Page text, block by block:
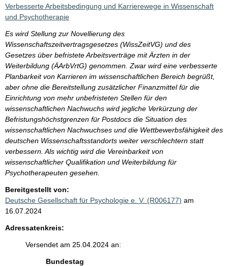
Verbesserte Arbeitsbedingung und Karrierewege in Wissenschaft
und Psychotherapie
Es wird Stellung zur Novellierung des
Wissenschaftszeitvertragsgesetzes (WissZeitVG) und des
Gesetzes über befristete Arbeitsverträge mit Ärzten in der
Weiterbildung (ÄArbVrtG) genommen. Zwar wird eine verbesserte
Planbarkeit von Karrieren im wissenschaftlichen Bereich begrüßt,
aber ohne die Bereitstellung zusätzlicher Finanzmittel für die
Einrichtung von mehr unbefristeten Stellen für den
wissenschaftlichen Nachwuchs wird jegliche Verkürzung der
Befristungshöchstgrenzen für Postdocs die Situation des
wissenschaftlichen Nachwuchses und die Wettbewerbsfähigkeit des
deutschen Wissenschaftsstandorts weiter verschlechtern statt
verbessern. Als wichtig wird die Vereinbarkeit von
wissenschaftlicher Qualifikation und Weiterbildung für
Psychotherapeuten gesehen.
Bereitgestellt von:
Deutsche Gesellschaft für Psychologie e. V. (R006177) am
16.07.2024
Adressatenkreis:
Versendet am 25.04.2024 an:
Bundestag